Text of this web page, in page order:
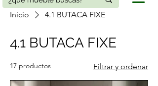
Inicio 4.1 BUTACA FIXE
4.1 BUTACA FIXE
17 productos Filtrar y ordenar